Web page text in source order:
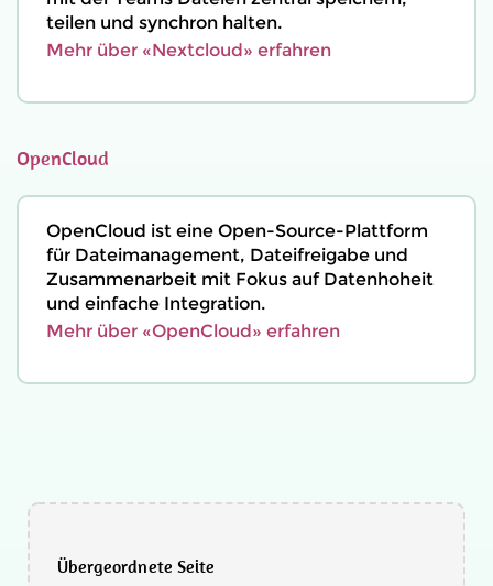
teilen und synchron halten.
Mehr über «Nextcloud» erfahren
OpenCloud
OpenCloud ist eine Open-Source-Plattform
für Dateimanagement, Dateifreigabe und
Zusammenarbeit mit Fokus auf Datenhoheit
und einfache Integration.
Mehr über «OpenCloud» erfahren
Übergeordnete Seite